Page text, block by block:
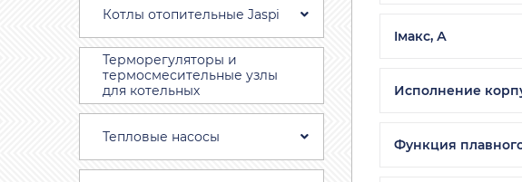
Iмакс, А
Исполнение
Функция
Котлы отопительные Jaspi
Терморегуляторы и
термосмесительные узлы
для котельных
Тепловые насосы